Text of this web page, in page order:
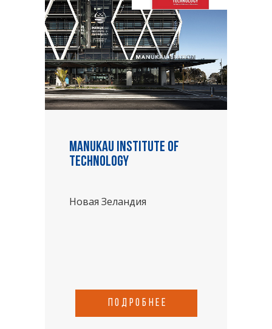
Manukau Institute of
Technology
Новая Зеландия
подробнее